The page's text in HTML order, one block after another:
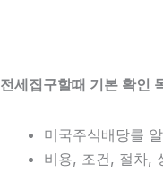
전세집구할때 기본 확
미국주식배당를
비용, 조건, 절차,